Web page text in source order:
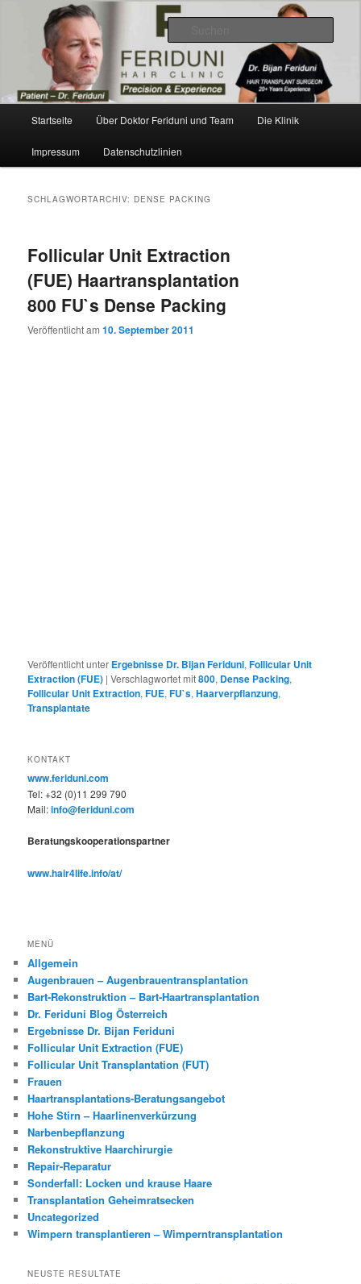
sekundären
Dr. Feriduni Haartransplantation –
Blog Österreich
Videos, Ergebnisse, Bilder
Startseite Über Doktor Feriduni und Team Die Klinik
Impressum Datenschutzlinien
SCHLAGWORTARCHIV: DENSE PACKING
Follicular Unit Extraction
(FUE) Haartransplantation
800 FU`s Dense Packing
Veröffentlicht am10. September 2011
Veröffentlicht unter Ergebnisse Dr. Bijan Feriduni,Follicular Unit
Extraction (FUE) |Verschlagwortet mit800, Dense Packing,
Follicular Unit Extraction,FUE,FU`s,Haarverpflanzung,
Transplantate
KONTAKT
www.feriduni.com
Tel: +32 (0)11 299 790
Mail:info@feriduni.com
Beratungskooperationspartner
www.hair4life.info/at/
MENÜ
Allgemein
Augenbrauen – Augenbrauentransplantation
Bart-Rekonstruktion – Bart-Haartransplantation
Dr. Feriduni Blog Österreich
Ergebnisse Dr. Bijan Feriduni
Follicular Unit Extraction (FUE)
Follicular Unit Transplantation (FUT)
Frauen
Haartransplantations-Beratungsangebot
Hohe Stirn – Haarlinenverkürzung
Narbenbepflanzung
Rekonstruktive Haarchirurgie
Repair-Reparatur
Sonderfall: Locken und krause Haare
Transplantation Geheimratsecken
Uncategorized
Wimpern transplantieren – Wimperntransplantation
NEUSTE RESULTATE